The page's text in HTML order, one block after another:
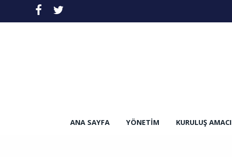
ANA SAYFA YÖNETIM KURULUŞ AMACI